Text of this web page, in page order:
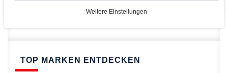
TOP MARKEN ENTDECKEN
Weitere Einstellungen